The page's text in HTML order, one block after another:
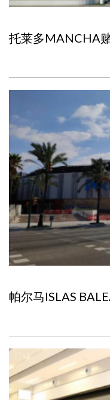
托莱多MANCHA
帕尔马ISLAS